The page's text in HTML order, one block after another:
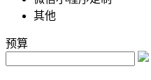
其他
预算